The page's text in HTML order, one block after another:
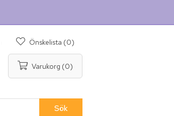
Önskelista (0)
Varukorg (0)